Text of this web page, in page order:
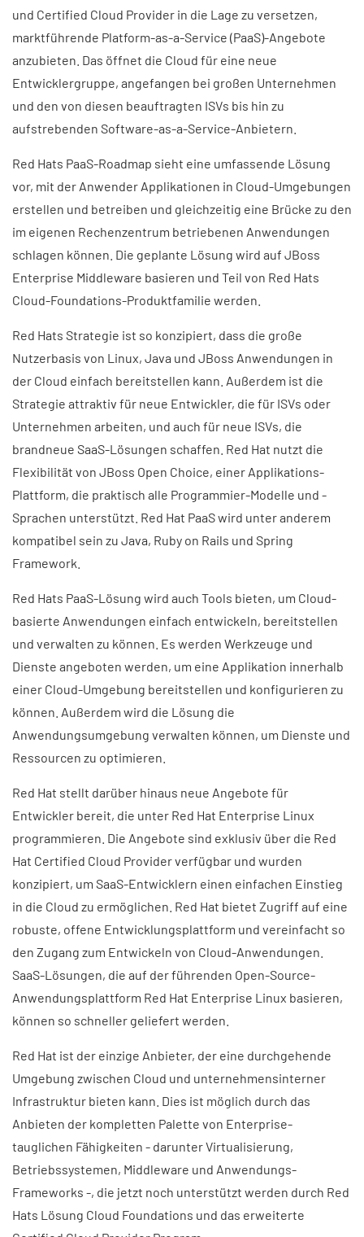
und Certified Cloud Provider in die Lage zu versetzen,
marktführende Platform-as-a-Service (PaaS)-Angebote
anzubieten. Das öffnet die Cloud für eine neue
Entwicklergruppe, angefangen bei großen Unternehmen
und den von diesen beauftragten ISVs bis hin zu
aufstrebenden Software-as-a-Service-Anbietern.
Red Hats PaaS-Roadmap sieht eine umfassende Lösung
vor, mit der Anwender Applikationen in Cloud-Umgebungen
erstellen und betreiben und gleichzeitig eine Brücke zu den
im eigenen Rechenzentrum betriebenen Anwendungen
schlagen können. Die geplante Lösung wird auf JBoss
Enterprise Middleware basieren und Teil von Red Hats
Cloud-Foundations-Produktfamilie werden.
Red Hats Strategie ist so konzipiert, dass die große
Nutzerbasis von Linux, Java und JBoss Anwendungen in
der Cloud einfach bereitstellen kann. Außerdem ist die
Strategie attraktiv für neue Entwickler, die für ISVs oder
Unternehmen arbeiten, und auch für neue ISVs, die
brandneue SaaS-Lösungen schaffen. Red Hat nutzt die
Flexibilität von JBoss Open Choice, einer Applikations-
Plattform, die praktisch alle Programmier-Modelle und -
Sprachen unterstützt. Red Hat PaaS wird unter anderem
kompatibel sein zu Java, Ruby on Rails und Spring
Framework.
Red Hats PaaS-Lösung wird auch Tools bieten, um Cloud-
basierte Anwendungen einfach entwickeln, bereitstellen
und verwalten zu können. Es werden Werkzeuge und
Dienste angeboten werden, um eine Applikation innerhalb
einer Cloud-Umgebung bereitstellen und konfigurieren zu
können. Außerdem wird die Lösung die
Anwendungsumgebung verwalten können, um Dienste und
Ressourcen zu optimieren.
Red Hat stellt darüber hinaus neue Angebote für
Entwickler bereit, die unter Red Hat Enterprise Linux
programmieren. Die Angebote sind exklusiv über die Red
Hat Certified Cloud Provider verfügbar und wurden
konzipiert, um SaaS-Entwicklern einen einfachen Einstieg
in die Cloud zu ermöglichen. Red Hat bietet Zugriff auf eine
robuste, offene Entwicklungsplattform und vereinfacht so
den Zugang zum Entwickeln von Cloud-Anwendungen.
SaaS-Lösungen, die auf der führenden Open-Source-
Anwendungsplattform Red Hat Enterprise Linux basieren,
können so schneller geliefert werden.
Red Hat ist der einzige Anbieter, der eine durchgehende
Umgebung zwischen Cloud und unternehmensinterner
Infrastruktur bieten kann. Dies ist möglich durch das
Anbieten der kompletten Palette von Enterprise-
tauglichen Fähigkeiten - darunter Virtualisierung,
Betriebssystemen, Middleware und Anwendungs-
Frameworks -, die jetzt noch unterstützt werden durch Red
Hats Lösung Cloud Foundations und das erweiterte